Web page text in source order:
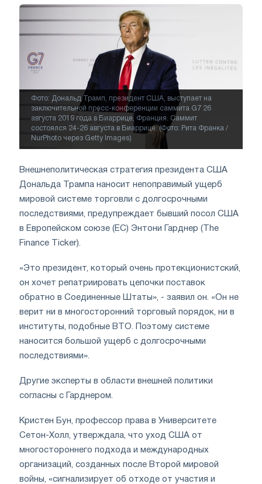
Фото: Дональд Трамп, президент США, выступает на
заключительной пресс-конференции саммита G7 26
августа 2019 года в Биаррице, Франция. Саммит
состоялся 24-26 августа в Биаррице. (Фото: Рита Франка /
NurPhoto через Getty Images)
Внешнеполитическая стратегия президента США
Дональда Трампа наносит непоправимый ущерб
мировой системе торговли с долгосрочными
последствиями, предупреждает бывший посол США
в Европейском союзе (ЕС) Энтони Гарднер (The
Finance Ticker).
«Это президент, который очень протекционистский,
он хочет репатриировать цепочки поставок
обратно в Соединенные Штаты», - заявил он. «Он не
верит ни в многосторонний торговый порядок, ни в
институты, подобные ВТО. Поэтому системе
наносится большой ущерб с долгосрочными
последствиями».
Другие эксперты в области внешней политики
согласны с Гарднером.
Кристен Бун, профессор права в Университете
Сетон-Холл, утверждала, что уход США от
многостороннего подхода и международных
организаций, созданных после Второй мировой
войны, «сигнализирует об отходе от участия и